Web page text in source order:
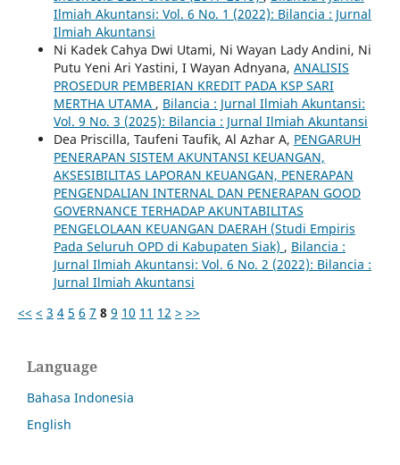
Ilmiah Akuntansi: Vol. 6 No. 1 (2022): Bilancia : Jurnal
Ilmiah Akuntansi
Ni Kadek Cahya Dwi Utami, Ni Wayan Lady Andini, Ni
Putu Yeni Ari Yastini, I Wayan Adnyana, ANALISIS
PROSEDUR PEMBERIAN KREDIT PADA KSP SARI
MERTHA UTAMA , Bilancia : Jurnal Ilmiah Akuntansi:
Vol. 9 No. 3 (2025): Bilancia : Jurnal Ilmiah Akuntansi
Dea Priscilla, Taufeni Taufik, Al Azhar A, PENGARUH
PENERAPAN SISTEM AKUNTANSI KEUANGAN,
AKSESIBILITAS LAPORAN KEUANGAN, PENERAPAN
PENGENDALIAN INTERNAL DAN PENERAPAN GOOD
GOVERNANCE TERHADAP AKUNTABILITAS
PENGELOLAAN KEUANGAN DAERAH (Studi Empiris
Pada Seluruh OPD di Kabupaten Siak) , Bilancia :
Jurnal Ilmiah Akuntansi: Vol. 6 No. 2 (2022): Bilancia :
Jurnal Ilmiah Akuntansi
<< < 3 4 5 6 7 8 9 10 11 12 > >>
Language
Bahasa Indonesia
English